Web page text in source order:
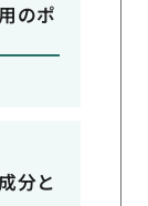
のポ
分と